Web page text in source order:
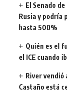
El Senado
Rusia y podría
hasta 500%
Quién es el
el ICE cuando
River vendió
Castaño está